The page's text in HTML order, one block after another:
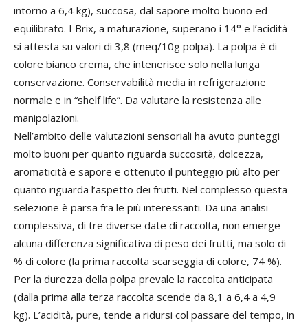
intorno a 6,4 kg), succosa, dal sapore molto buono ed
equilibrato. I Brix, a maturazione, superano i 14° e l’acidità
si attesta su valori di 3,8 (meq/10g polpa). La polpa è di
colore bianco crema, che intenerisce solo nella lunga
conservazione. Conservabilità media in refrigerazione
normale e in “shelf life”. Da valutare la resistenza alle
manipolazioni.
Nell’ambito delle valutazioni sensoriali ha avuto punteggi
molto buoni per quanto riguarda succosità, dolcezza,
aromaticità e sapore e ottenuto il punteggio più alto per
quanto riguarda l’aspetto dei frutti. Nel complesso questa
selezione è parsa fra le più interessanti. Da una analisi
complessiva, di tre diverse date di raccolta, non emerge
alcuna differenza significativa di peso dei frutti, ma solo di
% di colore (la prima raccolta scarseggia di colore, 74 %).
Per la durezza della polpa prevale la raccolta anticipata
(dalla prima alla terza raccolta scende da 8,1 a 6,4 a 4,9
kg). L’acidità, pure, tende a ridursi col passare del tempo, in